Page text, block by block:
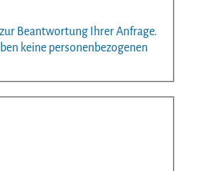
Beantwortung Ihrer Anfrage.
keine personenbezogenen